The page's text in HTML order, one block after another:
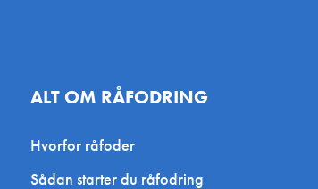
Strand, Danmark
Agroland Vamdrup
Danmark
ALT OM RÅFODRING
Hvorfor råfoder
Sådan starter du råfodring